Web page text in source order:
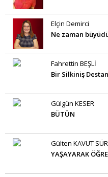
Elçin Demirci
Ne zaman
Fahrettin BEŞLİ
Bir Silkiniş
Gülgün KESER
BÜTÜN
Gülten KAVUT
YAŞAYARAK